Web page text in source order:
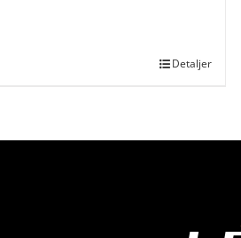
Detaljer